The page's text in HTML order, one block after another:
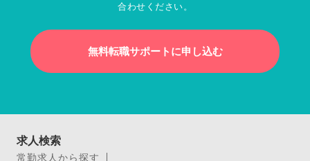
合わせください。
無料転職サポートに申し込む
求人検索
常勤求人から探す